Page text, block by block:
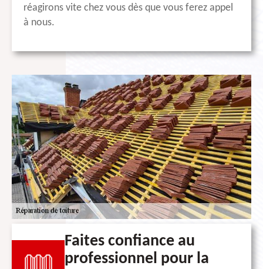
réagirons vite chez vous dès que vous ferez appel
à nous.
Faites confiance au
professionnel pour la